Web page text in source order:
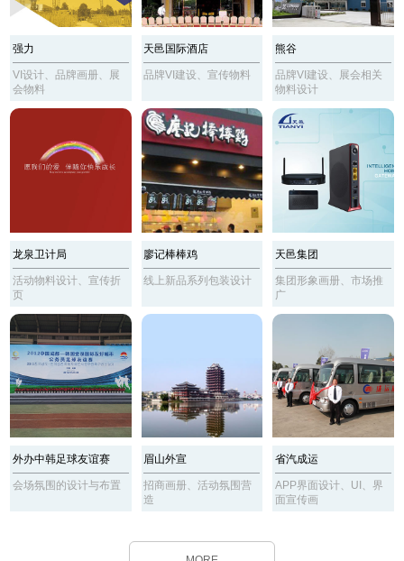
强力
VI设计、品牌画册、展
会物料
天邑国际酒店
品牌VI建设、宣传物料
熊谷
品牌VI建设、展会相关
物料设计
龙泉卫计局
活动物料设计、宣传折
页
廖记棒棒鸡
线上新品系列包装设计
天邑集团
集团形象画册、市场推
广
外办中韩足球友谊赛
会场氛围的设计与布置
眉山外宣
招商画册、活动氛围营
造
省汽成运
APP界面设计、UI、界
面宣传画